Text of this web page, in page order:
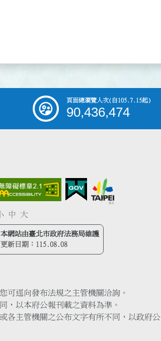
頁面總瀏覽人次(自105.7.15起)
90,436,474
中 大
本網站由臺北市政府法務局維護
更新日期： 115.08.08
可逕向發布法規之主管機關洽詢。
，以本府公報刊載之資料為準。
各主管機關之公布文字有所不同，以政府公